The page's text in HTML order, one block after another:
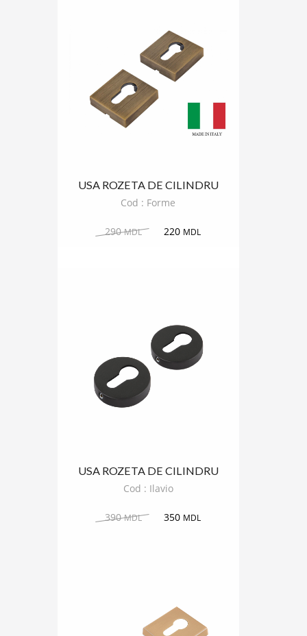
USA ROZETA DE CILINDRU
FORME PATRAT
Cod : Forme
290MDL 220 MDL
USA ROZETA DE CILINDRU
ILAVIO ROTUND
Cod : Ilavio
390MDL 350 MDL